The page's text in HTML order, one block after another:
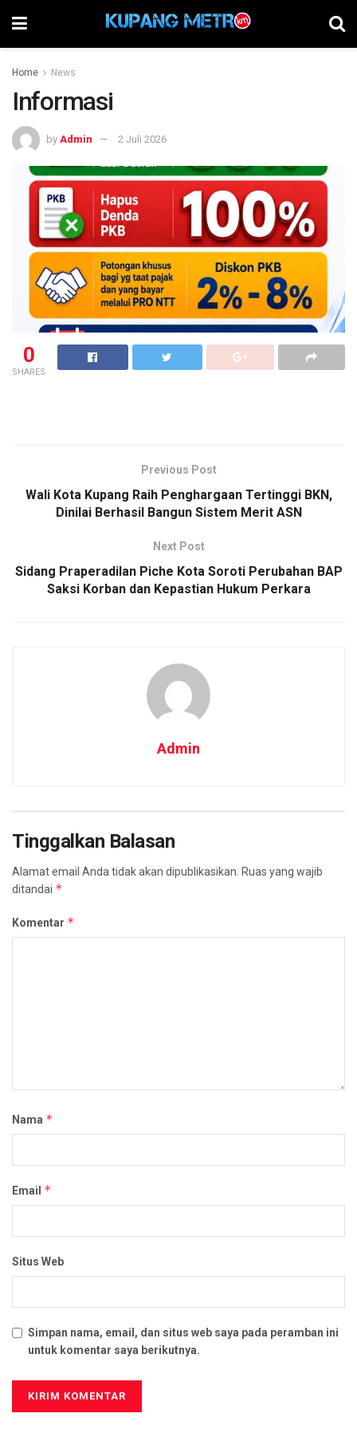
Home News
Informasi
by Admin 2 Juli 2026
0
SHARES
Previous Post
Wali Kota Kupang Raih Penghargaan Tertinggi BKN,
Dinilai Berhasil Bangun Sistem Merit ASN
Next Post
Sidang Praperadilan Piche Kota Soroti Perubahan BAP
Saksi Korban dan Kepastian Hukum Perkara
Admin
Tinggalkan Balasan
Alamat email Anda tidak akan dipublikasikan. Ruas yang wajib
ditandai *
Komentar *
Nama *
Email *
Situs Web
Simpan nama, email, dan situs web saya pada peramban ini
untuk komentar saya berikutnya.